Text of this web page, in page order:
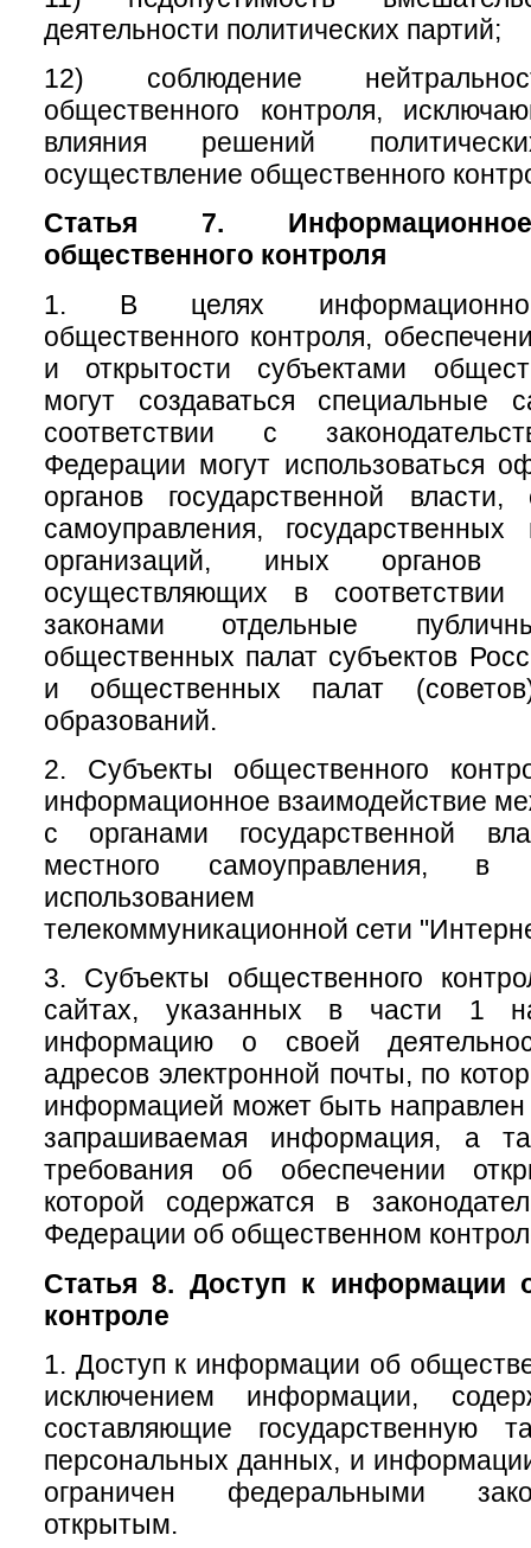
деятельности политических партий;
12) соблюдение
общественного контроля,
влияния решений
осуществление общественного
Статья 7.
общественного контроля
1. В целях
общественного контроля,
и открытости субъектами
могут создаваться
соответствии с
Федерации могут использоваться
органов государственной власти,
самоуправления,
организаций, иных органов
осуществляющих в
законами отдельные
общественных палат субъектов
и общественных палат
образований.
2. Субъекты общественного
информационное взаимодействие
с органами государственной
местного
использованием
телекоммуникационной сети
3. Субъекты общественного
сайтах, указанных в части 1
информацию о своей
адресов электронной почты, по
информацией может быть направлен
запрашиваемая информация, а
требования об обеспечении
которой содержатся в
Федерации об общественном
Статья 8. Доступ к информации
контроле
1. Доступ к информации об
исключением информации,
составляющие государственную
персональных данных, и
ограничен федеральными
открытым.